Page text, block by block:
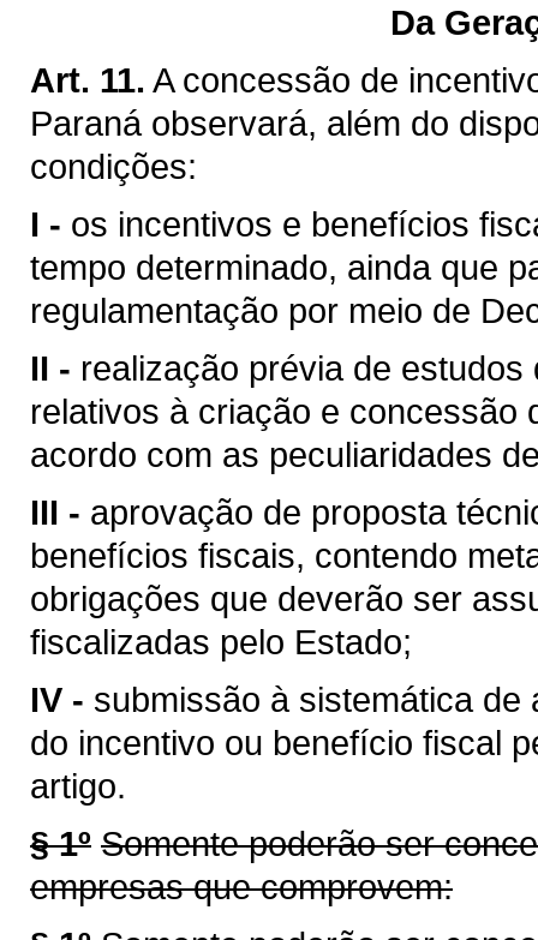
Da
Art. 11. A concessão de
Paraná observará, além do
condições:
I - os incentivos e benefícios
tempo determinado, ainda que
regulamentação por meio de
II - realização prévia de
relativos à criação e concessão
acordo com as peculiaridades
III - aprovação de proposta
benefícios fiscais, contendo
obrigações que deverão ser
fiscalizadas pelo Estado;
IV - submissão à sistemática
do incentivo ou benefício fiscal
artigo.
§ 1º Somente poderão ser
empresas que comprovem: